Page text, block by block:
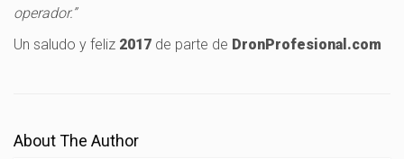
operador.”
Un saludo y feliz 2017 de parte de DronProfesional.com
About The Author